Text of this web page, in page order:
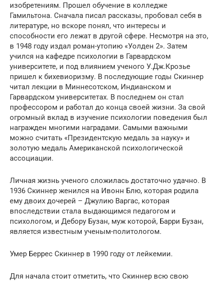
изобретениям. Прошел обучение в колледже
Гамильтона. Сначала писал рассказы, пробовал себя в
литературе, но вскоре понял, что интересы и
способности его лежат в другой сфере. Несмотря на это,
в 1948 году издал роман-утопию «Уолден 2». Затем
учился на кафедре психологии в Гарвардском
университете, и под влиянием ученого У.Дж.Крозье
пришел к бихевиоризму. В последующие годы Скиннер
читал лекции в Миннесотском, Индианском и
Гарвардском университетах. В последнем он стал
профессором и работал до конца своей жизни. За свой
огромный вклад в изучение психологии поведения был
награжден многими наградами. Самыми важными
можно считать «Президентскую медаль за науку» и
золотую медаль Американской психологической
ассоциации.
Личная жизнь ученого сложилась достаточно удачно. В
1936 Скиннер женился на Ивонн Блю, которая родила
ему двоих дочерей – Джулию Варгас, которая
впоследствии стала выдающимся педагогом и
психологом, и Дебору Бузан, муж которой, Барри Бузан,
является известным ученым-политологом.
Умер Беррес Скиннер в 1990 году от лейкемии.
Для начала стоит отметить, что Скиннер всю свою